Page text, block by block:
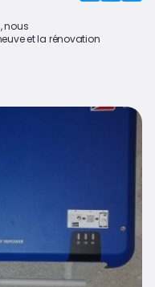
nous
et la rénovation